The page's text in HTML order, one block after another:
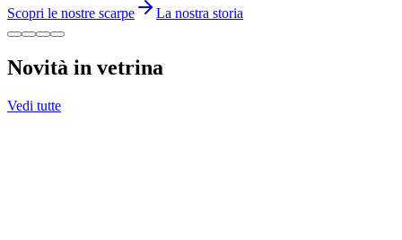
Scopri le nostre scarpe La nostra storia
Novità in vetrina
Vedi tutte